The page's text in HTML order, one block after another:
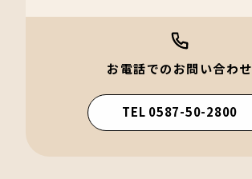
お電話でのお問い合わせ
TEL 0587-50-2800